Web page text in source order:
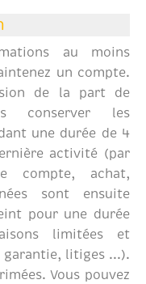
au moins
un compte.
de la part de
conserver les
une durée de 4
activité (par
compte, achat,
sont ensuite
pour une durée
limitées et
garantie, litiges ...).
Vous pouvez